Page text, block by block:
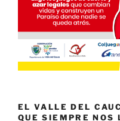
EL VALLE DEL
QUE SIEMPRE NOS